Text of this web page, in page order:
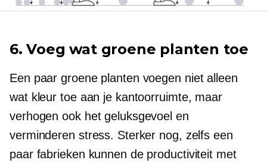
6. Voeg wat groene planten toe
Een paar groene planten voegen niet alleen
wat kleur toe aan je kantoorruimte, maar
verhogen ook het geluksgevoel en
verminderen stress. Sterker nog, zelfs een
paar fabrieken kunnen de productiviteit met